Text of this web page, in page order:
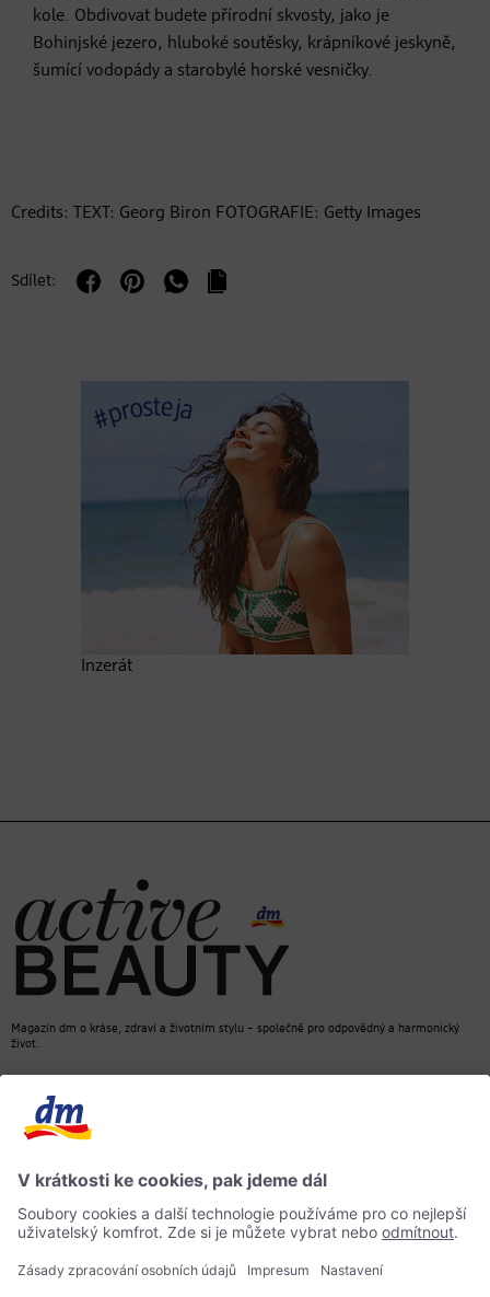
kole. Obdivovat budete přírodní skvosty, jako je
Bohinjské jezero, hluboké soutěsky, krápníkové jeskyně,
šumící vodopády a starobylé horské vesničky.
Credits: TEXT: Georg Biron FOTOGRAFIE: Getty Images
Sdílet:
Inzerát
Magazín dm o kráse, zdraví a životním stylu – společně pro odpovědný a harmonický
život.